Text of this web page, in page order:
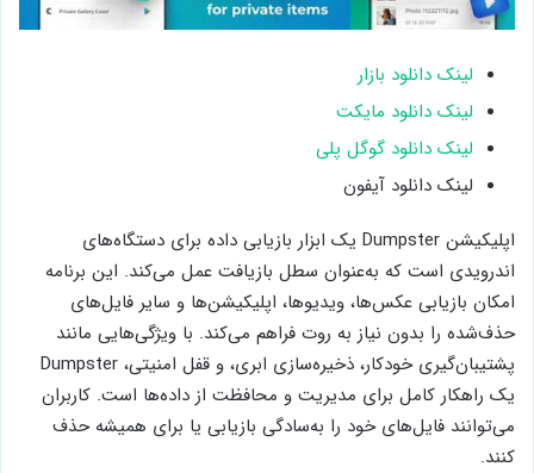
لینک دانلود بازار
لینک دانلود مایکت
لینک دانلود گوگل پلی
لینک دانلود آیفون
اپلیکیشن Dumpster یک ابزار بازیابی داده برای دستگاه‌های
اندرویدی است که به‌عنوان سطل بازیافت عمل می‌کند. این برنامه
امکان بازیابی عکس‌ها، ویدیوها، اپلیکیشن‌ها و سایر فایل‌های
حذف‌شده را بدون نیاز به روت فراهم می‌کند. با ویژگی‌هایی مانند
پشتیبان‌گیری خودکار، ذخیره‌سازی ابری، و قفل امنیتی، Dumpster
یک راهکار کامل برای مدیریت و محافظت از داده‌ها است. کاربران
می‌توانند فایل‌های خود را به‌سادگی بازیابی یا برای همیشه حذف
کنند.